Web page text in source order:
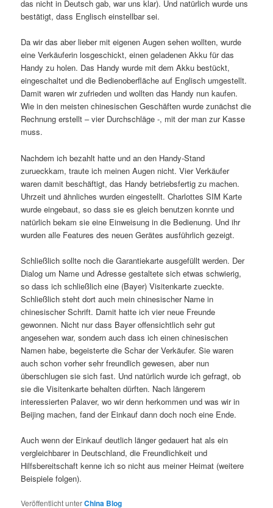
das nicht in Deutsch gab, war uns klar). Und natürlich wurde uns
bestätigt, dass Englisch einstellbar sei.
Da wir das aber lieber mit eigenen Augen sehen wollten, wurde
eine Verkäuferin losgeschickt, einen geladenen Akku für das
Handy zu holen. Das Handy wurde mit dem Akku bestückt,
eingeschaltet und die Bedienoberfläche auf Englisch umgestellt.
Damit waren wir zufrieden und wollten das Handy nun kaufen.
Wie in den meisten chinesischen Geschäften wurde zunächst die
Rechnung erstellt – vier Durchschläge -, mit der man zur Kasse
muss.
Nachdem ich bezahlt hatte und an den Handy-Stand
zurueckkam, traute ich meinen Augen nicht. Vier Verkäufer
waren damit beschäftigt, das Handy betriebsfertig zu machen.
Uhrzeit und ähnliches wurden eingestellt. Charlottes SIM Karte
wurde eingebaut, so dass sie es gleich benutzen konnte und
natürlich bekam sie eine Einweisung in die Bedienung. Und ihr
wurden alle Features des neuen Gerätes ausführlich gezeigt.
Schließlich sollte noch die Garantiekarte ausgefüllt werden. Der
Dialog um Name und Adresse gestaltete sich etwas schwierig,
so dass ich schließlich eine (Bayer) Visitenkarte zueckte.
Schließlich steht dort auch mein chinesischer Name in
chinesischer Schrift. Damit hatte ich vier neue Freunde
gewonnen. Nicht nur dass Bayer offensichtlich sehr gut
angesehen war, sondern auch dass ich einen chinesischen
Namen habe, begeisterte die Schar der Verkäufer. Sie waren
auch schon vorher sehr freundlich gewesen, aber nun
überschlugen sie sich fast. Und natürlich wurde ich gefragt, ob
sie die Visitenkarte behalten dürften. Nach längerem
interessierten Palaver, wo wir denn herkommen und was wir in
Beijing machen, fand der Einkauf dann doch noch eine Ende.
Auch wenn der Einkauf deutlich länger gedauert hat als ein
vergleichbarer in Deutschland, die Freundlichkeit und
Hilfsbereitschaft kenne ich so nicht aus meiner Heimat (weitere
Beispiele folgen).
Veröffentlicht unterChina Blog